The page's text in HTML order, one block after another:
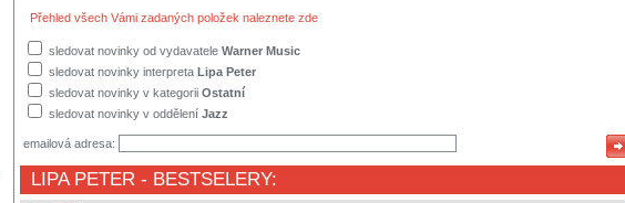
Přehled všech Vámi zadaných položek naleznete zde
sledovat novinky od vydavatele Warner Music
sledovat novinky interpreta Lipa Peter
sledovat novinky v kategorii Ostatní
sledovat novinky v oddělení Jazz
emailová adresa:
LIPA PETER - BESTSELERY: